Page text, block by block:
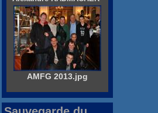
AMFG 2013.jpg